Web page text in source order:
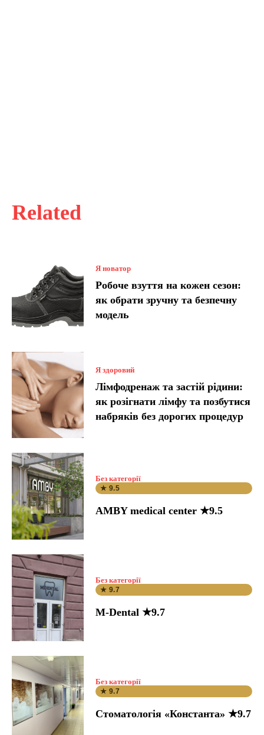
Related
Я новатор
Робоче взуття на кожен сезон:
як обрати зручну та безпечну
модель
Я здоровий
Лімфодренаж та застій рідини:
як розігнати лімфу та позбутися
набряків без дорогих процедур
Без категорії
★ 9.5
AMBY medical center ★9.5
Без категорії
★ 9.7
M-Dental ★9.7
Без категорії
★ 9.7
Стоматологія «Константа» ★9.7